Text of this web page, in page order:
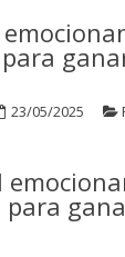
23/05/2025